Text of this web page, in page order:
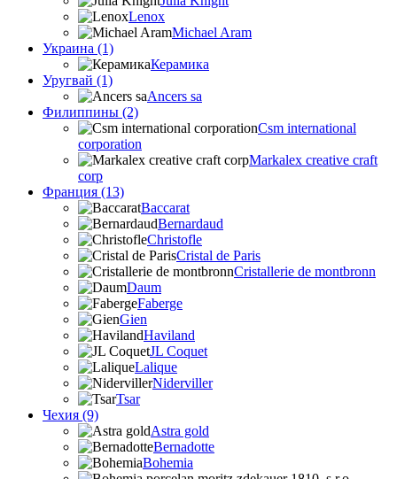
Lenox
Michael Aram
Украина (1)
Керамика
Уругвай (1)
Ancers sa
Филиппины (2)
Csm international
corporation
Markalex creative craft
corp
Франция (13)
Baccarat
Bernardaud
Christofle
Cristal de Paris
Cristallerie de montbronn
Daum
Faberge
Gien
Haviland
JL Coquet
Lalique
Niderviller
Tsar
Чехия (9)
Astra gold
Bernadotte
Bohemia